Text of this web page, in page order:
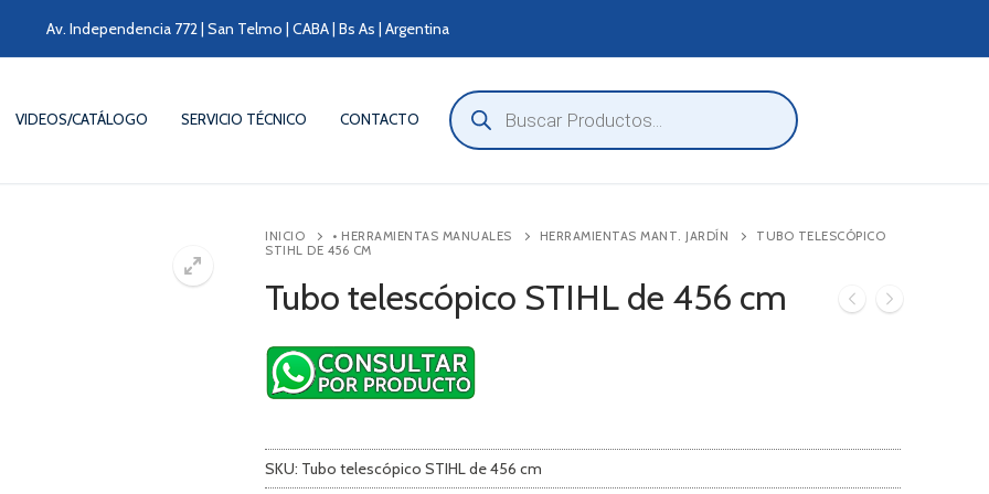
Av. Independencia 772 | San Telmo | CABA | Bs As | Argentina
VIDEOS/CATÁLOGO SERVICIO TÉCNICO CONTACTO
Búsqueda
de
productos
INICIO • HERRAMIENTAS MANUALES HERRAMIENTAS MANT. JARDÍN
TUBO TELESCÓPICO
STIHL DE 456 CM
Tubo telescópico STIHL de 456 cm
SKU: Tubo telescópico STIHL de 456 cm